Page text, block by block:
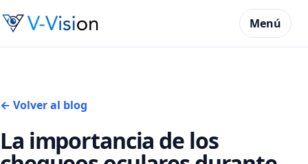
Menú
← Volver al blog
La importancia de los